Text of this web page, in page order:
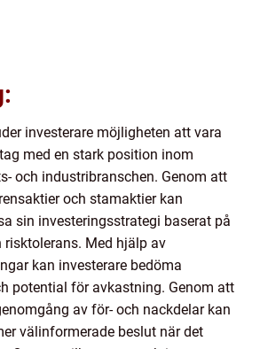
investerare möjligheten att vara
med en stark position inom
och industribranschen. Genom att
och stamaktier kan
sin investeringsstrategi baserat på
Med hjälp av
kan investerare bedöma
potential för avkastning. Genom att
av för- och nackdelar kan
välinformerade beslut när det